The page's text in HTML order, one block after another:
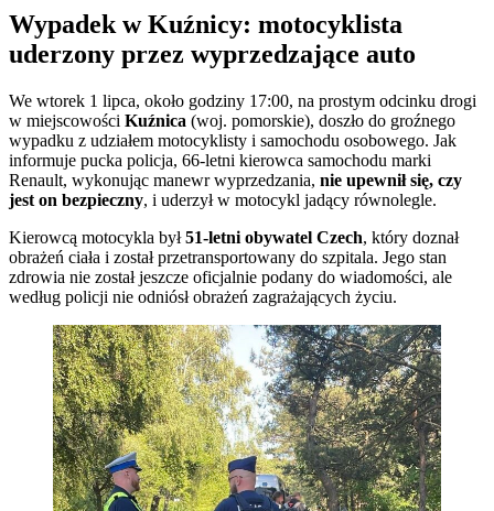
Wypadek w Kuźnicy: motocyklista
uderzony przez wyprzedzające auto
We wtorek 1 lipca, około godziny 17:00, na prostym odcinku drogi
w miejscowości Kuźnica (woj. pomorskie), doszło do groźnego
wypadku z udziałem motocyklisty i samochodu osobowego. Jak
informuje pucka policja, 66-letni kierowca samochodu marki
Renault, wykonując manewr wyprzedzania, nie upewnił się, czy
jest on bezpieczny, i uderzył w motocykl jadący równolegle.
Kierowcą motocykla był51-letni obywatel Czech, który doznał
obrażeń ciała i został przetransportowany do szpitala. Jego stan
zdrowia nie został jeszcze oficjalnie podany do wiadomości, ale
według policji nie odniósł obrażeń zagrażających życiu.